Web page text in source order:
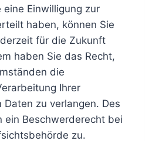
eine Einwilligung zur
haben, können Sie
für die Zukunft
haben Sie das Recht,
die
Ihrer
zu verlangen. Des
ein Beschwerderecht bei
zu.